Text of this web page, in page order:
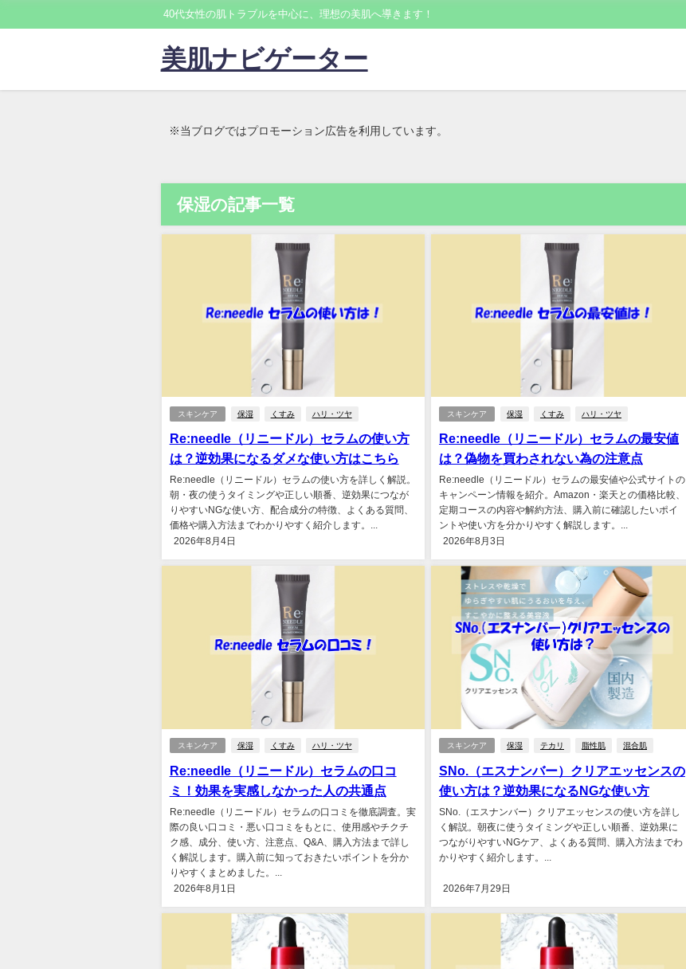
40代女性の肌トラブルを中心に、理想の美肌へ導きます！
美肌ナビゲーター
※当ブログではプロモーション広告を利用しています。
保湿の記事一覧
スキンケア 保湿 くすみ ハリ・ツヤ
Re:needle（リニードル）セラムの使い方
は？逆効果になるダメな使い方はこちら
Re:needle（リニードル）セラムの使い方を詳しく解説。
朝・夜の使うタイミングや正しい順番、逆効果につなが
りやすいNGな使い方、配合成分の特徴、よくある質問、
価格や購入方法までわかりやすく紹介します。...
2026年8月4日
スキンケア 保湿 くすみ ハリ・ツヤ
Re:needle（リニードル）セラムの最安値
は？偽物を買わされない為の注意点
Re:needle（リニードル）セラムの最安値や公式サイトの
キャンペーン情報を紹介。Amazon・楽天との価格比較、
定期コースの内容や解約方法、購入前に確認したいポイ
ントや使い方を分かりやすく解説します。...
2026年8月3日
スキンケア 保湿 くすみ ハリ・ツヤ
Re:needle（リニードル）セラムの口コ
ミ！効果を実感しなかった人の共通点
Re:needle（リニードル）セラムの口コミを徹底調査。実
際の良い口コミ・悪い口コミをもとに、使用感やチクチ
ク感、成分、使い方、注意点、Q&A、購入方法まで詳し
く解説します。購入前に知っておきたいポイントを分か
りやすくまとめました。...
2026年8月1日
スキンケア 保湿 テカリ 脂性肌 混合肌
SNo.（エスナンバー）クリアエッセンスの
使い方は？逆効果になるNGな使い方
SNo.（エスナンバー）クリアエッセンスの使い方を詳し
く解説。朝夜に使うタイミングや正しい順番、逆効果に
つながりやすいNGケア、よくある質問、購入方法までわ
かりやすく紹介します。...
2026年7月29日